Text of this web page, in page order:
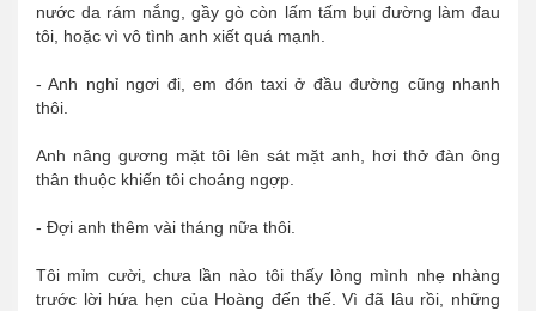
nước da rám nắng, gầy gò còn lấm tấm bụi đường làm đau
tôi, hoặc vì vô tình anh xiết quá mạnh.
- Anh nghỉ ngơi đi, em đón taxi ở đầu đường cũng nhanh
thôi.
Anh nâng gương mặt tôi lên sát mặt anh, hơi thở đàn ông
thân thuộc khiến tôi choáng ngợp.
- Đợi anh thêm vài tháng nữa thôi.
Tôi mỉm cười, chưa lần nào tôi thấy lòng mình nhẹ nhàng
trước lời hứa hẹn của Hoàng đến thế. Vì đã lâu rồi, những